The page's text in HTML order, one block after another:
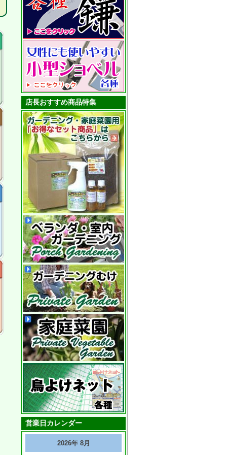
店長おすすめ商品特集
営業日カレンダー